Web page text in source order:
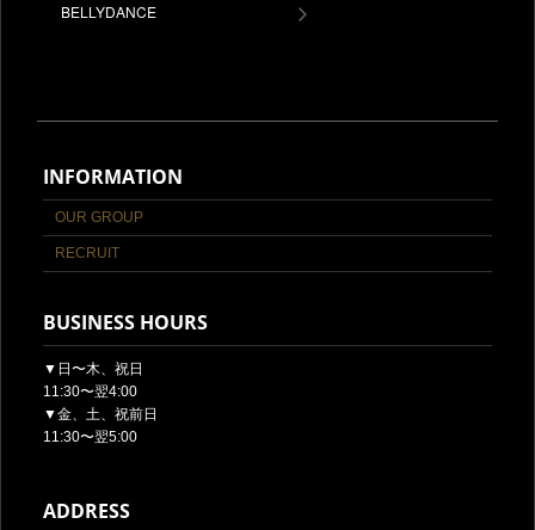
BELLYDANCE
INFORMATION
OUR GROUP
RECRUIT
BUSINESS HOURS
▼日〜木、祝日
11:30〜翌4:00
▼金、土、祝前日
11:30〜翌5:00
ADDRESS